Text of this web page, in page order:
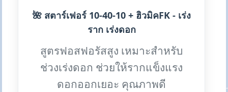
🌺 สตาร์เฟอร์ 10-40-10 + ฮิวมิคFK - เร่ง
ราก เร่งดอก
สูตรฟอสฟอรัสสูง เหมาะสำหรับ
ช่วงเร่งดอก ช่วยให้รากแข็งแรง
ดอกออกเยอะ คุณภาพดี